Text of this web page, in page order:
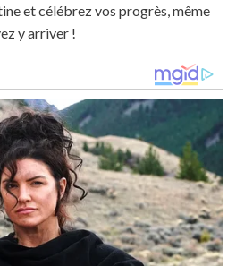
et célébrez vos progrès, même
y arriver !